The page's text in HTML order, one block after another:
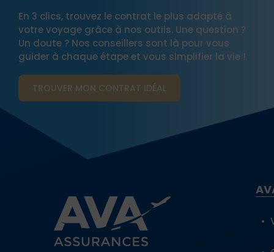
En 3 clics, trouvez le contrat le plus adapté à
votre voyage grâce à nos outils. Une question ?
Un doute ? Nos conseillers sont là pour vous
guider à chaque étape et vous simplifier la vie !
TROUVER MON CONTRAT​ IDÉAL